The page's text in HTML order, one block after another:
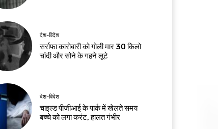
देश-विदेश
सर्राफा कारोबारी को गोली मार 30 किलो
चांदी और सोने के गहने लूटे
देश-विदेश
चाइल्ड पीजीआई के पार्क में खेलते समय
बच्चे को लगा करंट, हालत गंभीर